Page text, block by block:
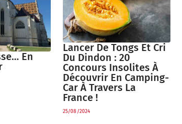
En
Lancer De Tongs Et Cri
Du Dindon : 20
Concours Insolites À
Découvrir En Camping-
Car À Travers La
France !
25/08/2024